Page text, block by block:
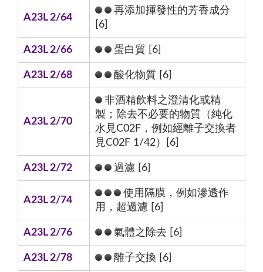
A23L 2/64
再添加揮發性的芳香成分
[6]
A23L 2/66 蛋白質 [6]
A23L 2/68 酸化物質 [6]
A23L 2/70
非酒精飲料之澄清化或精
製；除去不必要的物質（純化
水見C02F，例如經離子交換者
見C02F 1/42）[6]
A23L 2/72 過濾 [6]
A23L 2/74
使用隔膜，例如滲透作
用，超過濾 [6]
A23L 2/76 氣體之除去 [6]
A23L 2/78 離子交換 [6]